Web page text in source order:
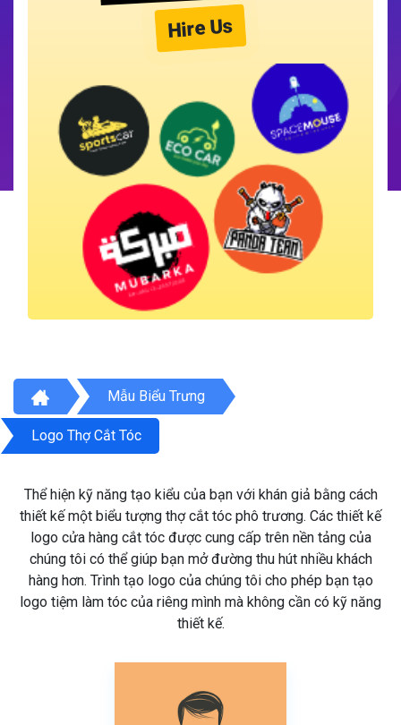
Hire Us
Mẫu Biểu Trưng
Logo Thợ Cắt Tóc
Thể hiện kỹ năng tạo kiểu của bạn với khán giả bằng cách
thiết kế một biểu tượng thợ cắt tóc phô trương. Các thiết kế
logo cửa hàng cắt tóc được cung cấp trên nền tảng của
chúng tôi có thể giúp bạn mở đường thu hút nhiều khách
hàng hơn. Trình tạo logo của chúng tôi cho phép bạn tạo
logo tiệm làm tóc của riêng mình mà không cần có kỹ năng
thiết kế.